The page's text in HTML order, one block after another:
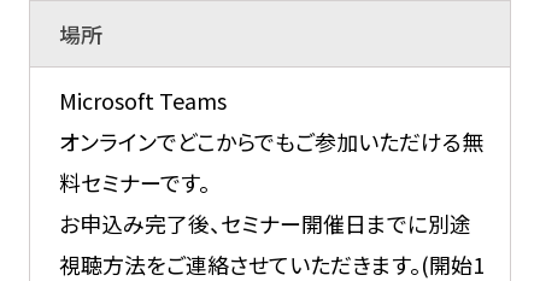
場所
Microsoft Teams
オンラインでどこからでもご参加いただける無
料セミナーです。
お申込み完了後、セミナー開催日までに別途
視聴方法をご連絡させていただきます。(開始1